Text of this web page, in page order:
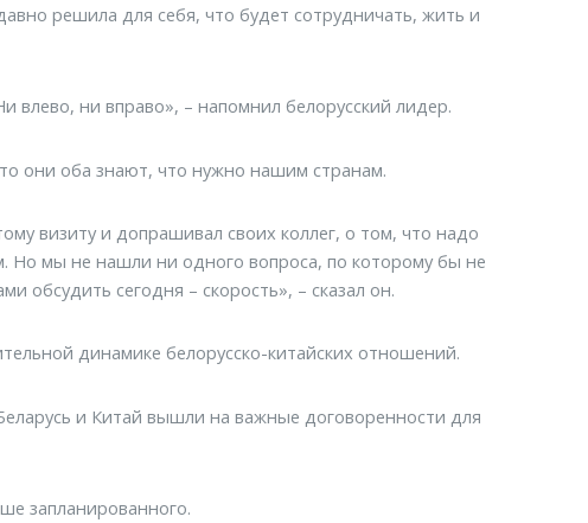
решила для себя, что будет сотрудничать, жить и
влево, ни вправо», – напомнил белорусский лидер.
они оба знают, что нужно нашим странам.
визиту и допрашивал своих коллег, о том, что надо
Но мы не нашли ни одного вопроса, по которому бы не
обсудить сегодня – скорость», – сказал он.
динамике белорусско-китайских отношений.
и Китай вышли на важные договоренности для
запланированного.